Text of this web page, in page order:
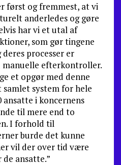
først og fremmest, at vi
anderledes og gøre
har vi et utal af
som gør tingene
processer er
manuelle efterkontroller.
et opgør med denne
system for hele
ansatte i koncernens
til mere end to
I forhold til
burde det kunne
vil der over tid være
ansatte.”